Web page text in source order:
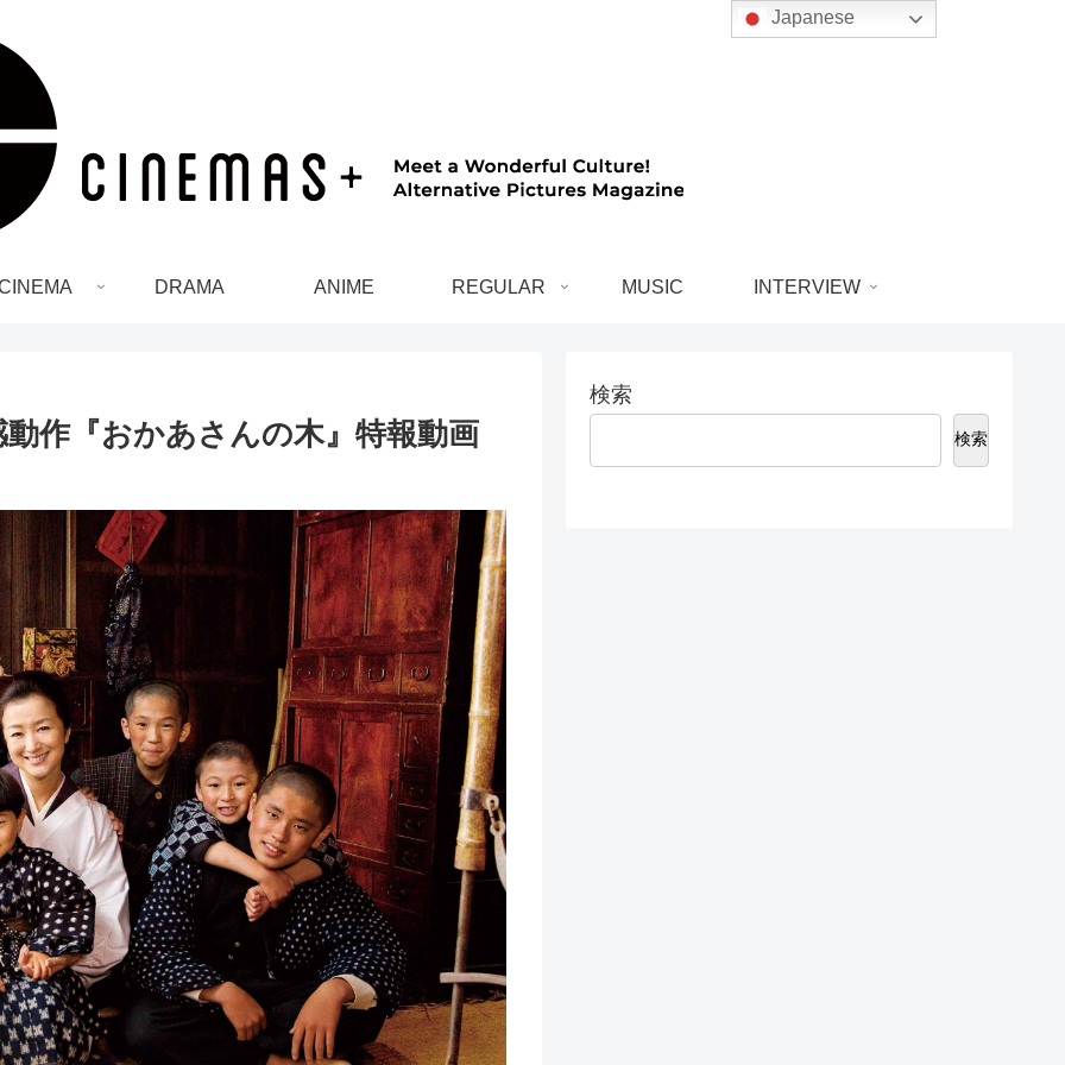
DRAMA ANIME REGULAR MUSIC INTERVIEW
作『おかあさんの木』特報動画
検索
検索
Japanese